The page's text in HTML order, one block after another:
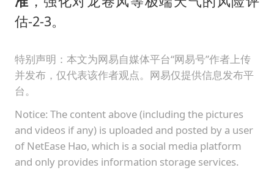
估-2-3。
特别声明：本文为网易自媒体平台“网易号”作者上传
并发布，仅代表该作者观点。网易仅提供信息发布平
台。
Notice: The content above (including the pictures
and videos if any) is uploaded and posted by a user
of NetEase Hao, which is a social media platform
and only provides information storage services.